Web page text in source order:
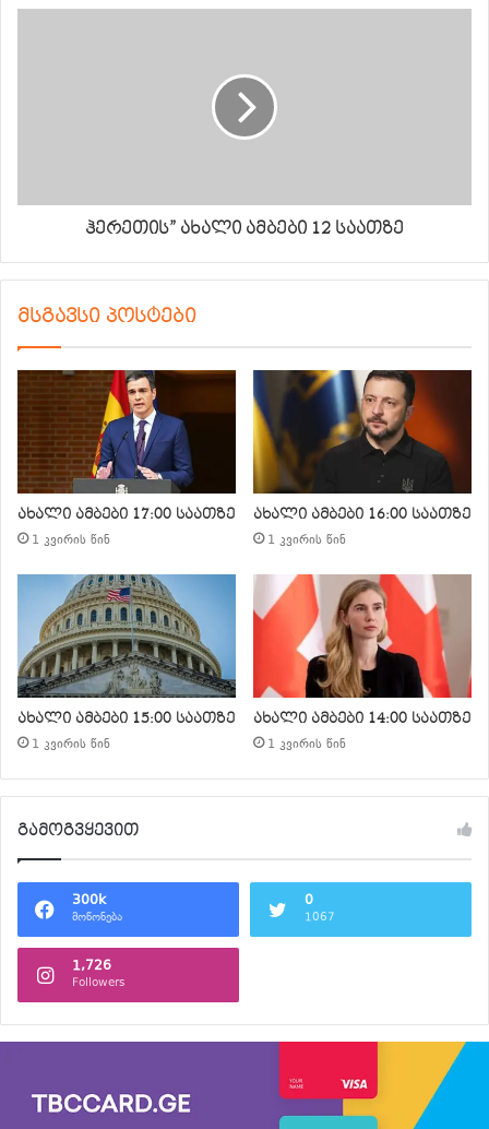
ჰერეთის” ახალი ამბები 12 საათზე
მსგავსი პოსტები
ახალი ამბები 17:00 საათზე
1 კვირის წინ
ახალი ამბები 16:00 საათზე
1 კვირის წინ
ახალი ამბები 15:00 საათზე
1 კვირის წინ
ახალი ამბები 14:00 საათზე
1 კვირის წინ
გამოგვყევით
300k
მოწონება
0
1067
1,726
Followers